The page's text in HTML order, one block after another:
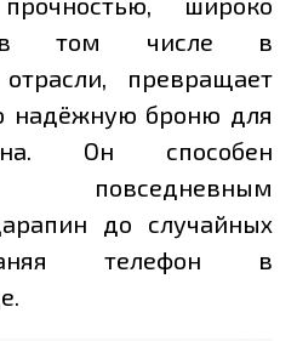
в том числе в
превращает
надёжную броню для
Он способен
повседневным
до случайных
телефон в